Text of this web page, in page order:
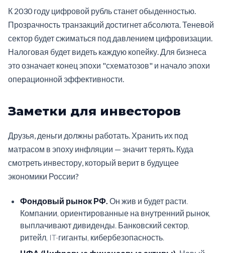
К 2030 году цифровой рубль станет обыденностью.
Прозрачность транзакций достигнет абсолюта. Теневой
сектор будет сжиматься под давлением цифровизации.
Налоговая будет видеть каждую копейку. Для бизнеса
это означает конец эпохи "схематозов" и начало эпохи
операционной эффективности.
Заметки для инвесторов
Друзья, деньги должны работать. Хранить их под
матрасом в эпоху инфляции — значит терять. Куда
смотреть инвестору, который верит в будущее
экономики России?
Фондовый рынок РФ. Он жив и будет расти.
Компании, ориентированные на внутренний рынок,
выплачивают дивиденды. Банковский сектор,
ритейл, IT-гиганты, кибербезопасность.